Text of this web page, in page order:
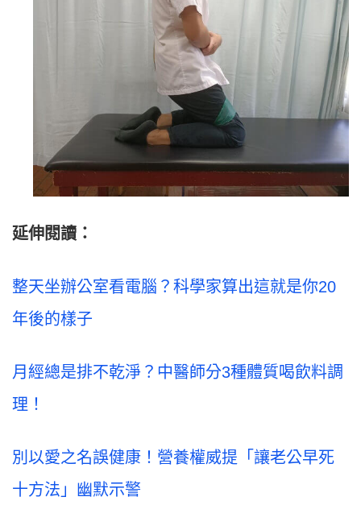
延伸閱讀：
整天坐辦公室看電腦？科學家算出這就是你20
年後的樣子
月經總是排不乾淨？中醫師分3種體質喝飲料調
理！
別以愛之名誤健康！營養權威提「讓老公早死
十方法」幽默示警